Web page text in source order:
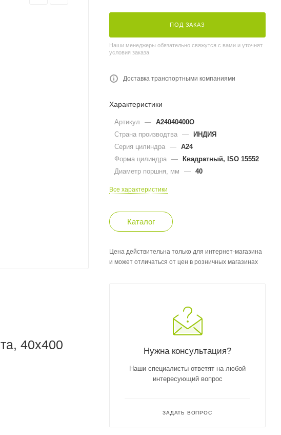
40x400
ПОД ЗАКАЗ
Наши менеджеры обязательно свяжутся с вами и уточнят
условия заказа
Доставка транспортными компаниями
Характеристики
Артикул — A24040400O
Страна производтва — ИНДИЯ
Серия цилиндра — A24
Форма цилиндра — Квадратный, ISO 15552
Диаметр поршня, мм
— 40
Все характеристики
Каталог
Цена действительна только для интернет-магазина
и может отличаться от цен в розничных магазинах
Нужна консультация?
Наши специалисты ответят на любой
интересующий вопрос
ЗАДАТЬ ВОПРОС